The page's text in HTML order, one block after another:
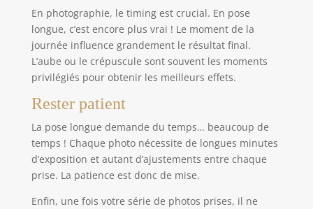
En photographie, le timing est crucial. En pose
longue, c’est encore plus vrai ! Le moment de la
journée influence grandement le résultat final.
L’aube ou le crépuscule sont souvent les moments
privilégiés pour obtenir les meilleurs effets.
Rester patient
La pose longue demande du temps… beaucoup de
temps ! Chaque photo nécessite de longues minutes
d’exposition et autant d’ajustements entre chaque
prise. La patience est donc de mise.
Enfin, une fois votre série de photos prises, il ne